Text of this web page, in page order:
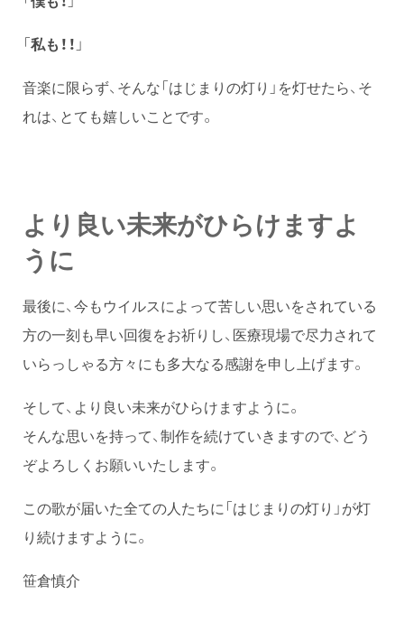
「私も！！ 」
音楽に限らず、そんな「はじまりの灯り」を灯せたら、そ
れは、とても嬉しいことです。
より良い未来がひらけますよ
うに
最後に、今もウイルスによって苦しい思いをされている
方の一刻も早い回復をお祈りし、医療現場で尽力されて
いらっしゃる方々にも多大なる感謝を申し上げます。
そして、より良い未来がひらけますように。
そんな思いを持って、制作を続けていきますので、どう
ぞよろしくお願いいたします。
この歌が届いた全ての人たちに「はじまりの灯り」が灯
り続けますように。
笹倉慎介